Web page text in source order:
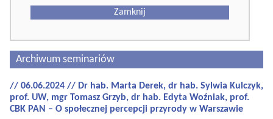
Zamknij
Archiwum seminariów
// 06.06.2024 // Dr hab. Marta Derek, dr hab. Sylwia Kulczyk,
prof. UW, mgr Tomasz Grzyb, dr hab. Edyta Woźniak, prof.
CBK PAN – O społecznej percepcji przyrody w Warszawie